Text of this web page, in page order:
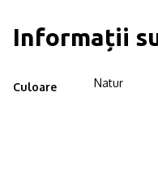
Informații
Culoare Natur